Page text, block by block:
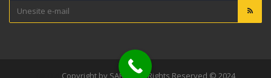
Copyright by SARKA. All Rights Reserved © 2024